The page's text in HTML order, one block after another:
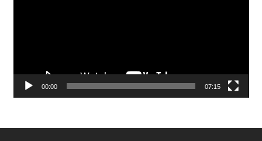
00:00 07:15